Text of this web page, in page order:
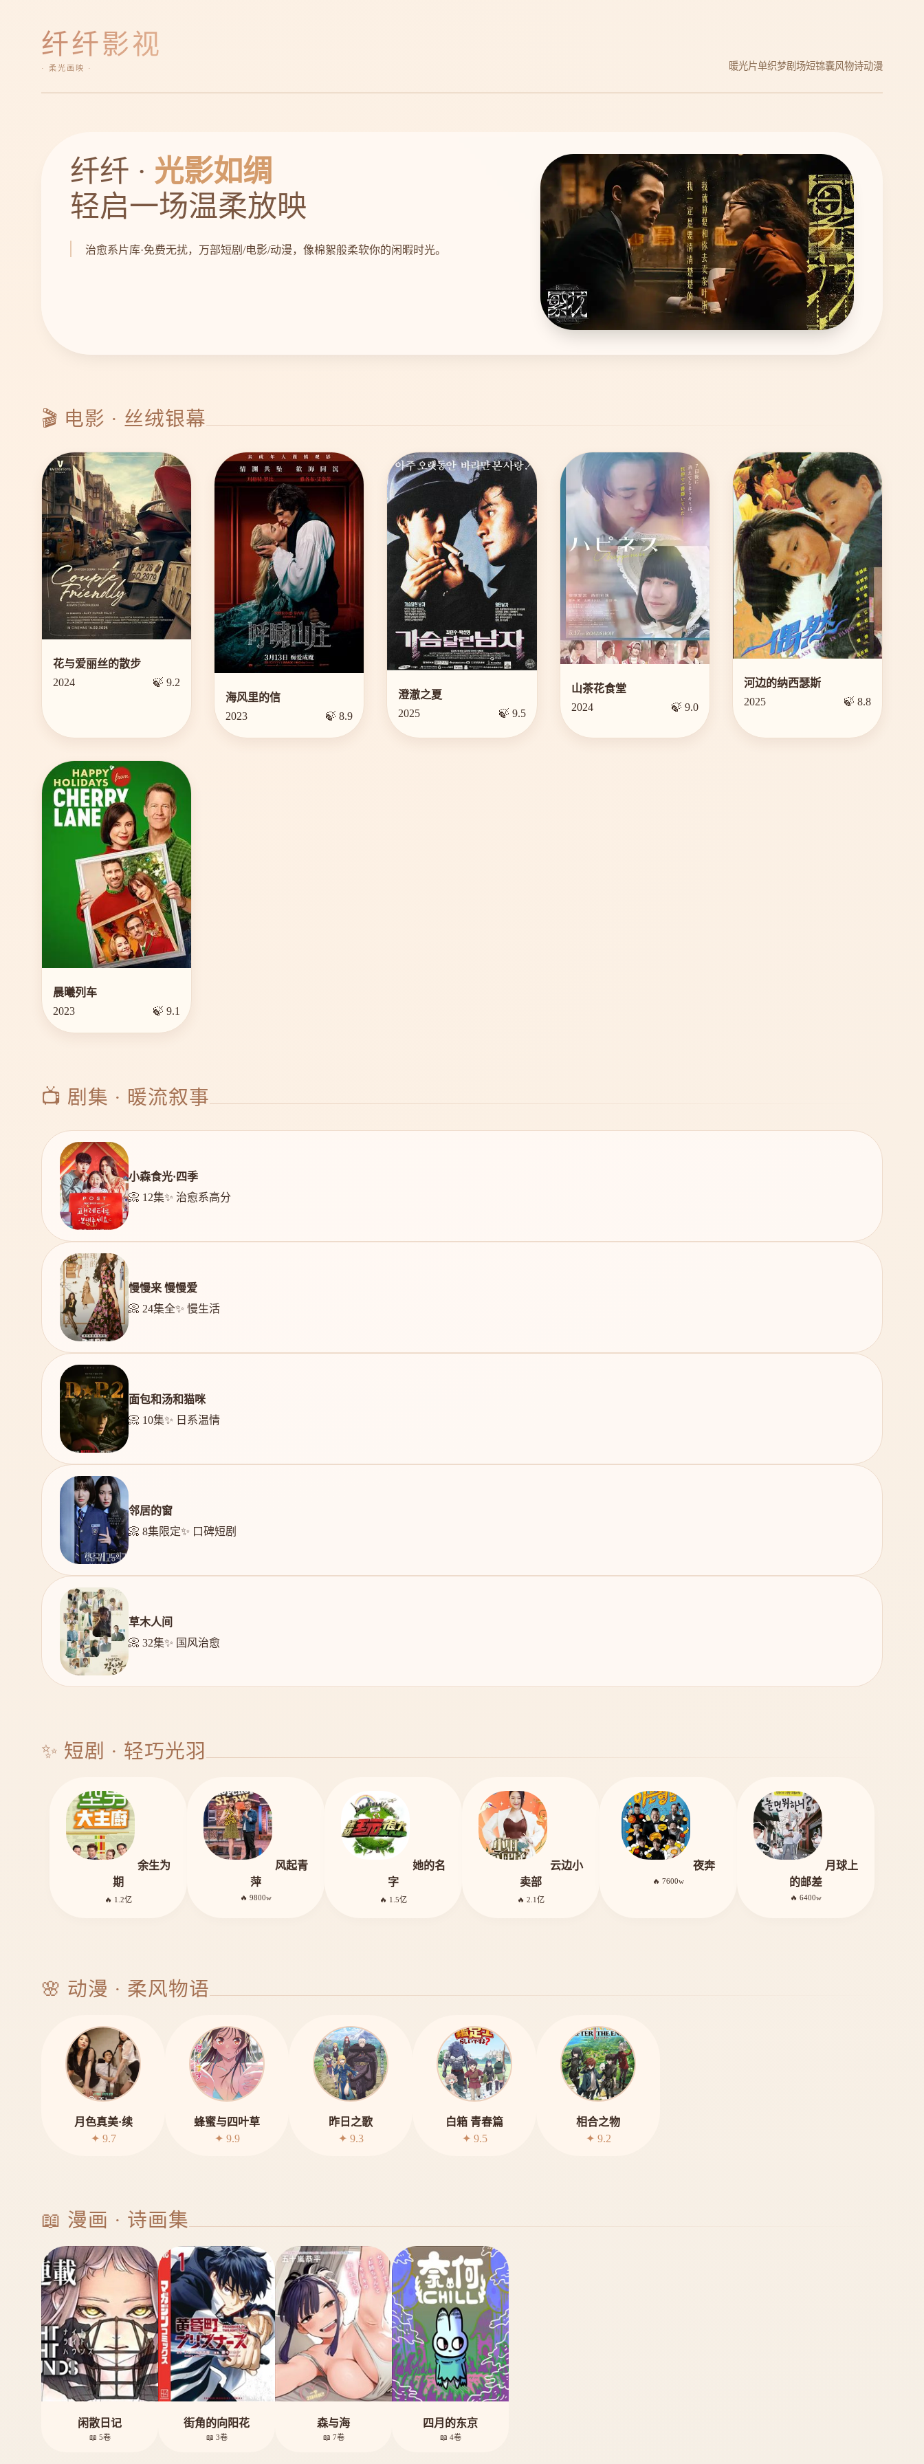
纤纤影视
· 柔光画映 · 暖光片单织梦剧场短锦囊风物诗动漫
纤纤 · 光影如绸
轻启一场温柔放映
治愈系片库·免费无扰，万部短剧/电影/动漫，像棉絮般柔软你的闲暇时光。
🎬 电影 · 丝绒银幕
花与爱丽丝的散步
2024
🍃 9.2
海风里的信
2023
🍃 8.9
澄澈之夏
2025
🍃 9.5
山茶花食堂
2024
🍃 9.0
河边的纳西瑟斯
2025
🍃 8.8
晨曦列车
2023
🍃 9.1
📺 剧集 · 暖流叙事
小森食光·四季
📀 12集✨ 治愈系高分
慢慢来 慢慢爱
📀 24集全✨ 慢生活
面包和汤和猫咪
📀 10集✨ 日系温情
邻居的窗
📀 8集限定✨ 口碑短剧
草木人间
📀 32集✨ 国风治愈
✨ 短剧 · 轻巧光羽
余生为
期
🔥 1.2亿
风起青
萍
🔥 9800w
她的名
字
🔥 1.5亿
云边小
卖部
🔥 2.1亿
夜奔
🔥 7600w
月球上
的邮差
🔥 6400w
🌸 动漫 · 柔风物语
月色真美·续
✦ 9.7
蜂蜜与四叶草
✦ 9.9
昨日之歌
✦ 9.3
白箱 青春篇
✦ 9.5
相合之物
✦ 9.2
📖 漫画 · 诗画集
闲散日记
📖 5卷
街角的向阳花
📖 3卷
森与海
📖 7卷
四月的东京
📖 4卷